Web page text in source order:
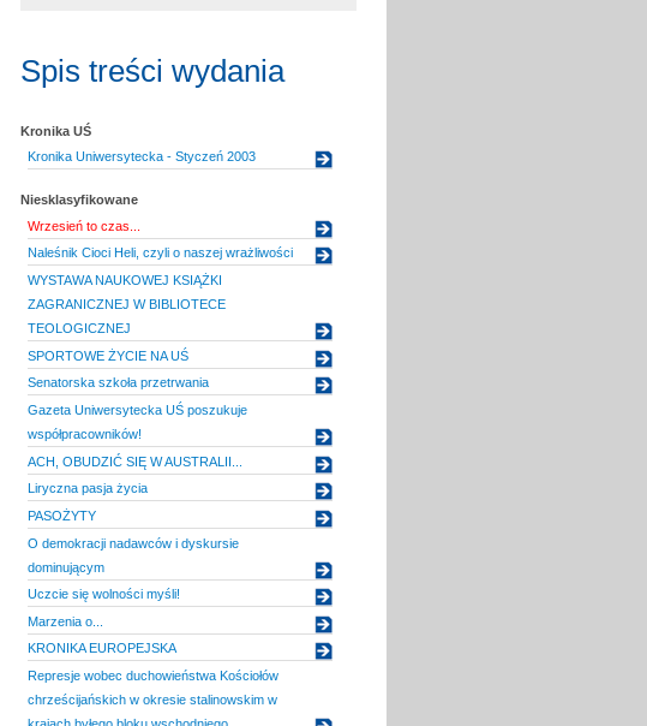
Spis treści wydania
Kronika UŚ
Kronika Uniwersytecka - Styczeń 2003
Niesklasyfikowane
Wrzesień to czas...
Naleśnik Cioci Heli, czyli o naszej wrażliwości
WYSTAWA NAUKOWEJ KSIĄŻKI
ZAGRANICZNEJ W BIBLIOTECE
TEOLOGICZNEJ
SPORTOWE ŻYCIE NA UŚ
Senatorska szkoła przetrwania
Gazeta Uniwersytecka UŚ poszukuje
współpracowników!
ACH, OBUDZIĆ SIĘ W AUSTRALII...
Liryczna pasja życia
PASOŻYTY
O demokracji nadawców i dyskursie
dominującym
Uczcie się wolności myśli!
Marzenia o...
KRONIKA EUROPEJSKA
Represje wobec duchowieństwa Kościołów
chrześcijańskich w okresie stalinowskim w